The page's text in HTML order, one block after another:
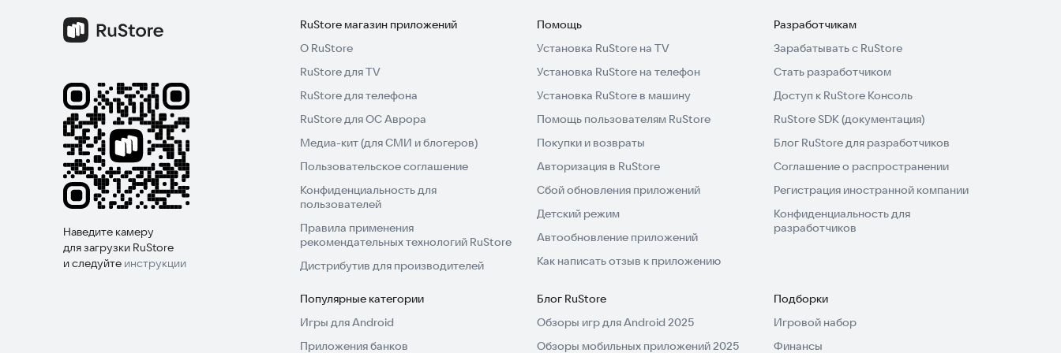
Наведите камеру
для загрузки RuStore
и следуйте инструкции
RuStore магазин приложений
О RuStore
RuStore для TV
RuStore для телефона
RuStore для ОС Аврора
Медиа-кит (для СМИ и блогеров)
Пользовательское соглашение
Конфиденциальность для
пользователей
Правила применения
рекомендательных технологий RuStore
Дистрибутив для производителей
Помощь
Установка RuStore на TV
Установка RuStore на телефон
Установка RuStore в машину
Помощь пользователям RuStore
Покупки и возвраты
Авторизация в RuStore
Сбой обновления приложений
Детский режим
Автообновление приложений
Как написать отзыв к приложению
Разработчикам
Зарабатывать с RuStore
Стать разработчиком
Доступ к RuStore Консоль
RuStore SDK (документация)
Блог RuStore для разработчиков
Соглашение о распространении
Регистрация иностранной компании
Конфиденциальность для
разработчиков
Популярные категории
Игры для Android
Приложения банков
Блог RuStore
Обзоры игр для Android 2025
Обзоры мобильных приложений 2025
Подборки
Игровой набор
Финансы